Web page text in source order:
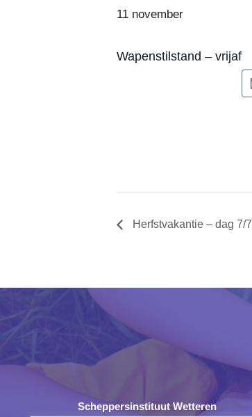
11 november
Wapenstilstand – vrijaf
Herfstvakantie – dag 7/7
Scheppersinstituut Wetteren